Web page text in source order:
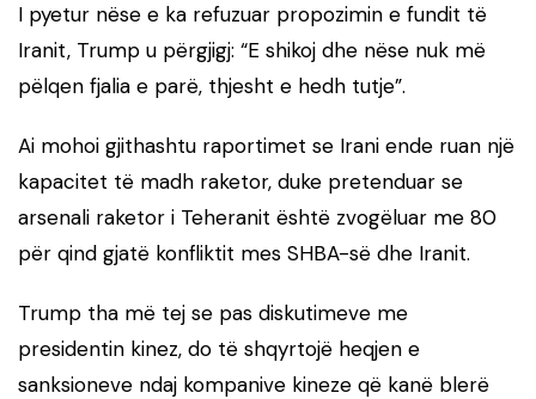
I pyetur nëse e ka refuzuar propozimin e fundit të
Iranit, Trump u përgjigj: “E shikoj dhe nëse nuk më
pëlqen fjalia e parë, thjesht e hedh tutje”.
Ai mohoi gjithashtu raportimet se Irani ende ruan një
kapacitet të madh raketor, duke pretenduar se
arsenali raketor i Teheranit është zvogëluar me 80
për qind gjatë konfliktit mes SHBA-së dhe Iranit.
Trump tha më tej se pas diskutimeve me
presidentin kinez, do të shqyrtojë heqjen e
sanksioneve ndaj kompanive kineze që kanë blerë